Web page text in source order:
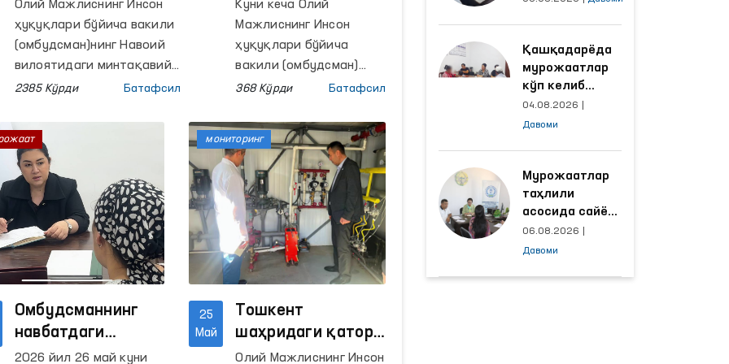
ҳуқуқий
хабардорлиги
оширилмоқда
Олий Мажлиснинг Инсон
ҳуқуқлари бўйича вакили
(омбудсман)нинг Навоий
вилоятидаги минтақавий
вакили томонидан Ғозғон
сонли, шунингдек Нурота
туманидаги 2, 6, 27 ва 34-
сонли умумий ўрта
таълим
мактабларида интерактив
машғулотлар ташкил
этилди. Уларда жами 280
нафардан ортиқ ўқувчи
2385 Кўрди Батафсил
учрашувлари»
жамғармаси
делегацияси
билан ҳамкорлик
муҳокама қилди
Куни кеча Олий
Мажлиснинг Инсон
ҳуқуқлари бўйича
вакили (омбудсман)
Феруза Эшматова
Шарқ учрашувлари»
жамғармаси
делегацияси билан
учрашди.
368 Кўрди Батафсил
Омбудсманнинг
навбатдаги
фуқаролар
2026 йил 26 май куни
25
Май
Тошкент
шаҳридаги қатор
муассасаларда
Олий Мажлиснинг Инсон
мониторинг
яхшиланди
Қашқадарёда
мурожаатлар
кўп келиб
тушаётган
ҳудудлар
ишлаш йўлга
қўйилди
04.08.2026
Давоми
Мурожаатлар
таҳлили
асосида сайёр
қабул
ўтказиладиган
06.08.2026
Давоми